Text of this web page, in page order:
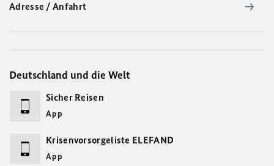
Adresse / Anfahrt
Deutschland und die Welt
Sicher Reisen
App
Krisenvorsorgeliste ELEFAND
App